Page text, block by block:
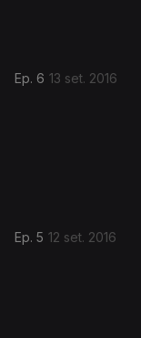
Ep. 6 13 set. 2016
Ep. 5 12 set. 2016